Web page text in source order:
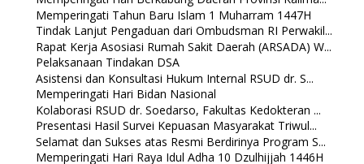
Memperingati Tahun Baru Islam 1 Muharram 1447H
Tindak Lanjut Pengaduan dari Ombudsman RI Perwakil...
Rapat Kerja Asosiasi Rumah Sakit Daerah (ARSADA) W...
Pelaksanaan Tindakan DSA
Asistensi dan Konsultasi Hukum Internal RSUD dr. S...
Memperingati Hari Bidan Nasional
Kolaborasi RSUD dr. Soedarso, Fakultas Kedokteran ...
Presentasi Hasil Survei Kepuasan Masyarakat Triwul...
Selamat dan Sukses atas Resmi Berdirinya Program S...
Memperingati Hari Raya Idul Adha 10 Dzulhijjah 1446H